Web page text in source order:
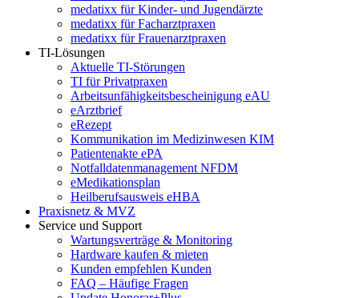
medatixx für Kinder- und Jugendärzte
medatixx für Facharztpraxen
medatixx für Frauenarztpraxen
TI-Lösungen
Aktuelle TI-Störungen
TI für Privatpraxen
Arbeitsunfähigkeitsbescheinigung eAU
eArztbrief
eRezept
Kommunikation im Medizinwesen KIM
Patientenakte ePA
Notfalldatenmanagement NFDM
eMedikationsplan
Heilberufsausweis eHBA
Praxisnetz & MVZ
Service und Support
Wartungsverträge & Monitoring
Hardware kaufen & mieten
Kunden empfehlen Kunden
FAQ – Häufige Fragen